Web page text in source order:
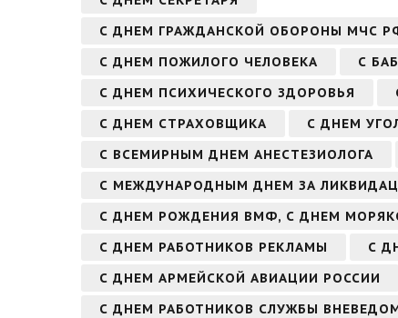
С ДНЕМ ГРАЖДАНСКОЙ ОБОРОНЫ МЧС
С ДНЕМ ПОЖИЛОГО ЧЕЛОВЕКА
С
С ДНЕМ ПСИХИЧЕСКОГО ЗДОРОВЬЯ
С ДНЕМ СТРАХОВЩИКА
С ДНЕМ
С ВСЕМИРНЫМ ДНЕМ АНЕСТЕЗИОЛОГА
С МЕЖДУНАРОДНЫМ ДНЕМ ЗА
С ДНЕМ РОЖДЕНИЯ ВМФ, С ДНЕМ
С ДНЕМ РАБОТНИКОВ РЕКЛАМЫ
С
С ДНЕМ АРМЕЙСКОЙ АВИАЦИИ РОССИИ
С ДНЕМ РАБОТНИКОВ СЛУЖБЫ